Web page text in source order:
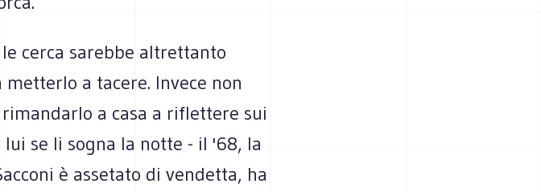
cerca sarebbe altrettanto
a tacere. Invece non
a casa a riflettere sui
se li sogna la notte - il '68, la
è assetato di vendetta, ha